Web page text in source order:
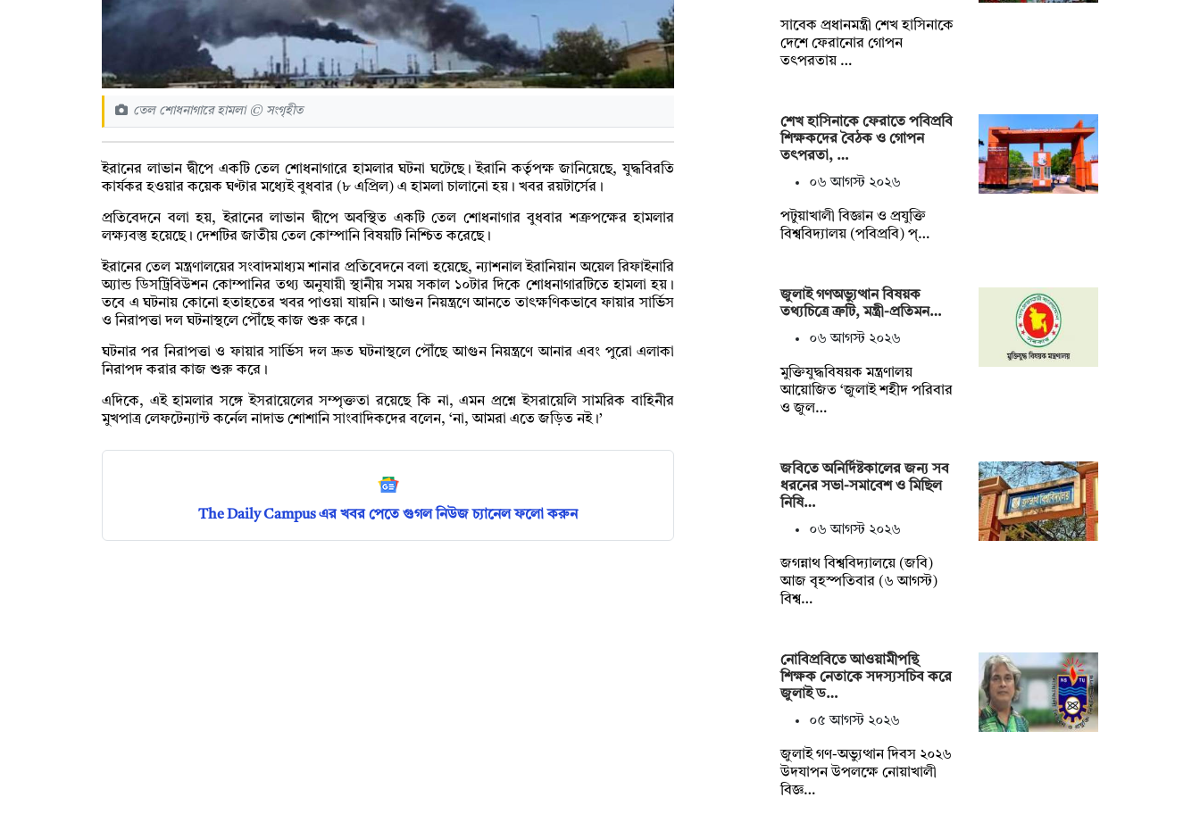
তেল শোধনাগারে হামলা © সংগৃহীত
ইরানের লাভান দ্বীপে একটি তেল শোধনাগারে হামলার ঘটনা ঘটেছে। ইরানি কর্তৃপক্ষ জানিয়েছে, যুদ্ধবিরতি
কার্যকর হওয়ার কয়েক ঘণ্টার মধ্যেই বুধবার (৮ এপ্রিল) এ হামলা চালানো হয়। খবর রয়টার্সের।
প্রতিবেদনে বলা হয়, ইরানের লাভান দ্বীপে অবস্থিত একটি তেল শোধনাগার বুধবার শত্রুপক্ষের হামলার
লক্ষ্যবস্তু হয়েছে। দেশটির জাতীয় তেল কোম্পানি বিষয়টি নিশ্চিত করেছে।
ইরানের তেল মন্ত্রণালয়ের সংবাদমাধ্যম শানার প্রতিবেদনে বলা হয়েছে, ন্যাশনাল ইরানিয়ান অয়েল রিফাইনারি
অ্যান্ড ডিসট্রিবিউশন কোম্পানির তথ্য অনুযায়ী স্থানীয় সময় সকাল ১০টার দিকে শোধনাগারটিতে হামলা হয়।
তবে এ ঘটনায় কোনো হতাহতের খবর পাওয়া যায়নি। আগুন নিয়ন্ত্রণে আনতে তাৎক্ষণিকভাবে ফায়ার সার্ভিস
ও নিরাপত্তা দল ঘটনাস্থলে পৌঁছে কাজ শুরু করে।
ঘটনার পর নিরাপত্তা ও ফায়ার সার্ভিস দল দ্রুত ঘটনাস্থলে পৌঁছে আগুন নিয়ন্ত্রণে আনার এবং পুরো এলাকা
নিরাপদ করার কাজ শুরু করে।
এদিকে, এই হামলার সঙ্গে ইসরায়েলের সম্পৃক্ততা রয়েছে কি না, এমন প্রশ্নে ইসরায়েলি সামরিক বাহিনীর
মুখপাত্র লেফটেন্যান্ট কর্নেল নাদাভ শোশানি সাংবাদিকদের বলেন, ‘না, আমরা এতে জড়িত নই।’
The Daily Campus এর খবর পেতে গুগল নিউজ চ্যানেল ফলো করুন
সাবেক প্রধানমন্ত্রী শেখ হাসিনাকে
দেশে ফেরানোর গোপন
তৎপরতায় …
শেখ হাসিনাকে ফেরাতে পবিপ্রবি
শিক্ষকদের বৈঠক ও গোপন
তৎপরতা, …
০৬ আগস্ট ২০২৬
পটুয়াখালী বিজ্ঞান ও প্রযুক্তি
বিশ্ববিদ্যালয় (পবিপ্রবি) প্…
জুলাই গণঅভ্যুত্থান বিষয়ক
তথ্যচিত্রে ত্রুটি, মন্ত্রী-প্রতিমন…
০৬ আগস্ট ২০২৬
মুক্তিযুদ্ধবিষয়ক মন্ত্রণালয়
আয়োজিত ‘জুলাই শহীদ পরিবার
ও জুল…
জবিতে অনির্দিষ্টকালের জন্য সব
ধরনের সভা-সমাবেশ ও মিছিল
নিষি…
০৬ আগস্ট ২০২৬
জগন্নাথ বিশ্ববিদ্যালয়ে (জবি)
আজ বৃহস্পতিবার (৬ আগস্ট)
বিশ্ব…
নোবিপ্রবিতে আওয়ামীপন্থি
শিক্ষক নেতাকে সদস্যসচিব করে
জুলাই ড…
০৫ আগস্ট ২০২৬
জুলাই গণ-অভ্যুত্থান দিবস ২০২৬
উদযাপন উপলক্ষে নোয়াখালী
বিজ্ঞ…